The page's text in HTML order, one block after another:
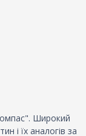
Широкий
і їх аналогів за